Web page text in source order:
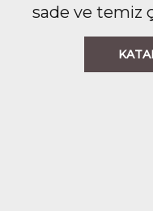
sade ve temiz